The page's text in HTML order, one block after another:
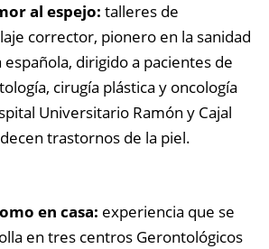
al espejo: talleres de
corrector, pionero en la sanidad
española, dirigido a pacientes de
cirugía plástica y oncología
Universitario Ramón y Cajal
trastornos de la piel.
en casa: experiencia que se
en tres centros Gerontológicos